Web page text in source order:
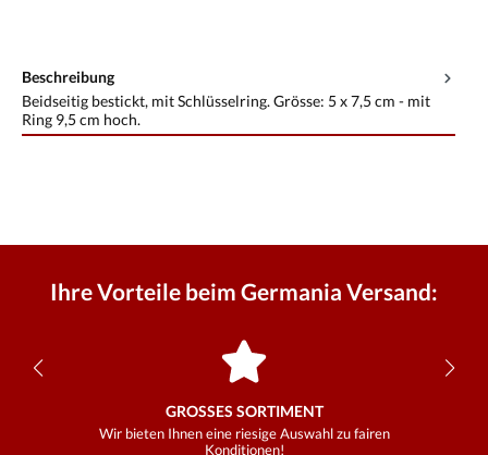
Beschreibung
Beidseitig bestickt, mit Schlüsselring. Grösse: 5 x 7,5 cm - mit
Ring 9,5 cm hoch.
Ihre Vorteile beim Germania Versand:
GROSSES SORTIMENT
Wir bieten Ihnen eine riesige Auswahl zu fairen
Konditionen!